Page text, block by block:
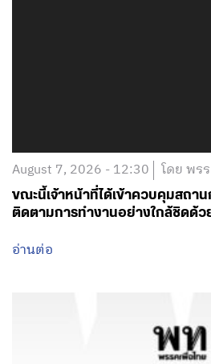
August 7, 2026 - 12:30 โดย พร
ขณะนี้เจ้าหน้าที่ได้เข้าควบคุมสถา
ติดตามการทำงานอย่างใกล้ชิดด้ว
อ่านต่อ